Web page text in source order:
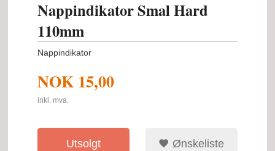
Nappindikator Smal Hard
110mm
Nappindikator
NOK 15,00
inkl. mva.
Utsolgt Ønskeliste